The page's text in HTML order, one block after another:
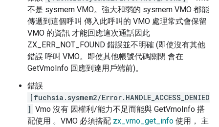
不是 sysmem VMO。強大和弱的 sysmem VMO 都能
傳遞到這個呼叫 傳入此呼叫的 VMO 處理常式會保留
VMO 的資訊 才能回應這次通話因此
ZX_ERR_NOT_FOUND 錯誤並不明確 (即使沒有其他
錯誤 呼叫 VMO。即使其他帳號代碼關閉 會在
GetVmoInfo 回應到達用戶端前)。
錯誤
[fuchsia.sysmem2/Error.HANDLE_ACCESS_DENIED
] Vmo 沒有 因權利/能力不足而能與 GetVmoInfo 搭
配使用 。VMO 必須搭配 zx_vmo_get_info 使用， 主